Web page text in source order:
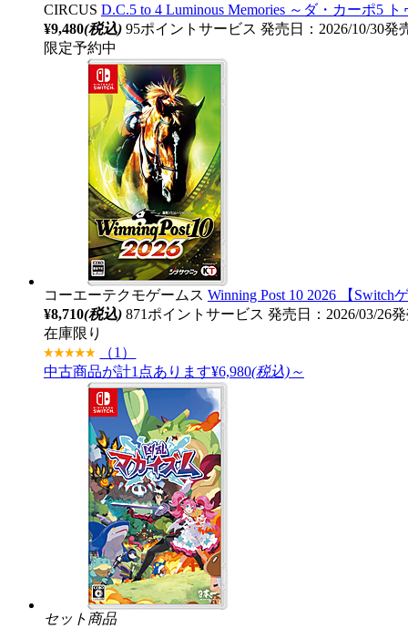
CIRCUS D.C.5 to 4 Luminous Memories ～ダ・カーポ5
¥9,480(税込) 95ポイントサービス 発売日：2026/10/30発
限定予約中
コーエーテクモゲームス Winning Post 10 2026 【Switch
¥8,710(税込) 871ポイントサービス 発売日：2026/03/26
在庫限り
（1）
中古商品が計1点あります¥6,980(税込)～
セット商品